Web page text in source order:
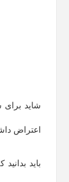
شاید
اعتراض